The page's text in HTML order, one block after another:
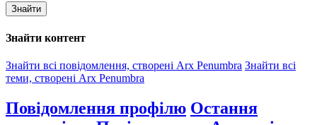
Знайти
Знайти контент
Знайти всі повідомлення, створені Arx Penumbra Знайти всі
теми, створені Arx Penumbra
Повідомлення профілю Остання